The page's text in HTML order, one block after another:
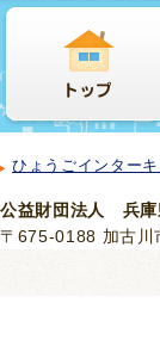
ひょうごインター
公益財団法人 兵庫
〒675-0188 加古